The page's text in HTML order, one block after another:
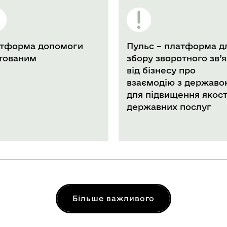
Пульс – платформа для
збору зворотного зв’язку
Отримай
допомогу,
супровід,
консультацію,
Більше важливого